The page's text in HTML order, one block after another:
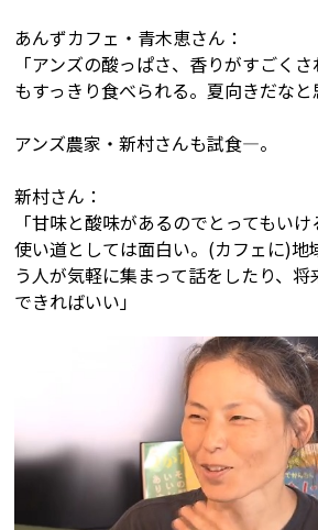
あんずカフェ・青木恵さん：
「アンズの酸っぱさ、香りがすごく
もすっきり食べられる。夏向きだなと
アンズ農家・新村さんも試食―。
新村さん：
「甘味と酸味があるのでとってもい
使い道としては面白い。(カフェに)地
う人が気軽に集まって話をしたり、
できればいい」